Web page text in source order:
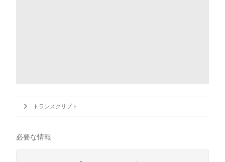
トランスクリプト
必要な情報